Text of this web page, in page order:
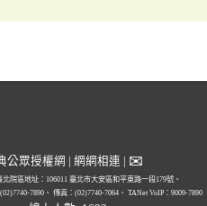
公眾授權網 網網相連 ✉
北院區地址：106011 臺北市大安區和平東路一段179號、
7890、 傳真：(02)7740-7064、 TANet VoIP：9009-7890